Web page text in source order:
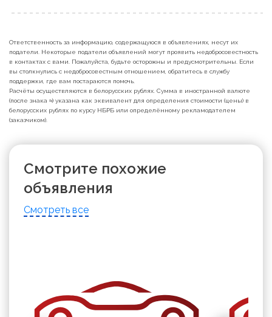
Ответственность за информацию, содержащуюся в объявлениях, несут их
податели. Некоторые податели объявлений могут проявить недобросовестность
в контактах с вами. Пожалуйста, будьте осторожны и предусмотрительны. Если
вы столкнулись с недобросовестным отношением, обратитесь в службу
поддержки, где вам постараются помочь.
Расчёты осуществляются в белорусских рублях. Сумма в иностранной валюте
(после знака ≈) указана как эквивалент для определения стоимости (цены) в
белорусских рублях по курсу НБРБ или определённому рекламодателем
(заказчиком).
Смотрите похожие
объявления
Смотреть все